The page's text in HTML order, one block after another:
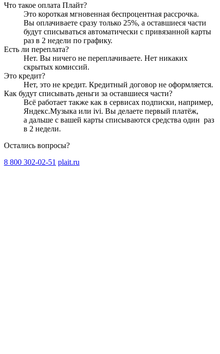
Что такое оплата Плайт?
Это короткая мгновенная беспроцентная рассрочка.
Вы оплачиваете сразу только 25%, а оставшиеся части
будут списываться автоматически с привязанной карты
раз в 2 недели по графику.
Есть ли переплата?
Нет. Вы ничего не переплачиваете. Нет никаких
скрытых комиссий.
Это кредит?
Нет, это не кредит. Кредитный договор не оформляется.
Как будут списывать деньги за оставшиеся части?
Всё работает также как в сервисах подписки, например,
Яндекс.Музыка или ivi. Вы делаете первый платёж,
а дальше с вашей карты списываются средства один раз
в 2 недели.
Остались вопросы?
8 800 302-02-51 plait.ru